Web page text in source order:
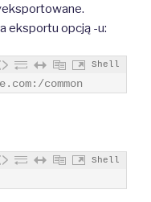
eksportu opcją -u:
Shell
common
Shell